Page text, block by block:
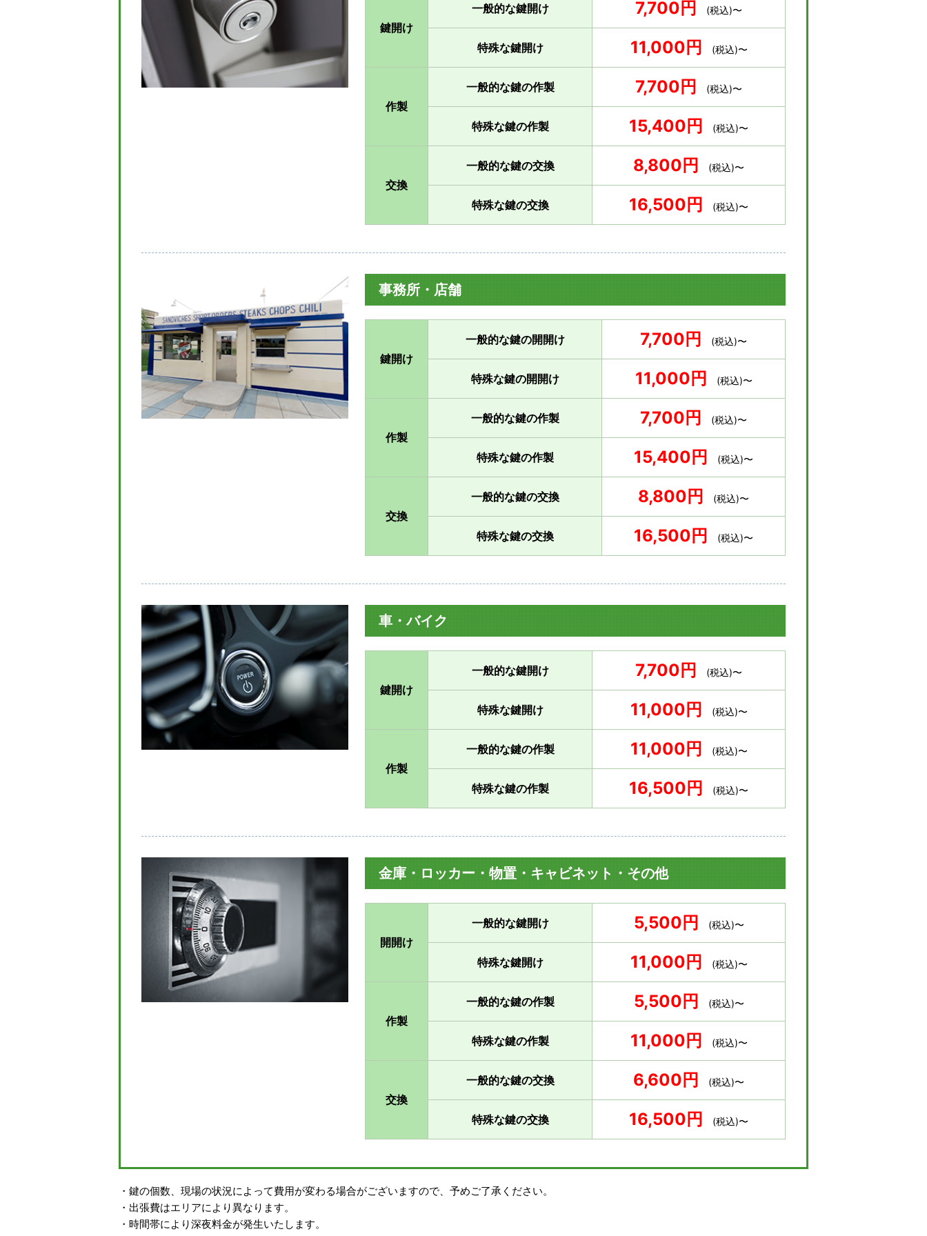
鍵開け
一般的な鍵開け 7,700円 (税込)〜
特殊な鍵開け 11,000円 (税込)〜
作製
一般的な鍵の作製 7,700円 (税込)〜
特殊な鍵の作製 15,400円 (税込)〜
交換
一般的な鍵の交換 8,800円 (税込)〜
特殊な鍵の交換 16,500円 (税込)〜
事務所・店舗
鍵開け
一般的な鍵の開開け 7,700円 (税込)〜
特殊な鍵の開開け 11,000円 (税込)〜
作製
一般的な鍵の作製 7,700円 (税込)〜
特殊な鍵の作製 15,400円 (税込)〜
交換
一般的な鍵の交換 8,800円 (税込)〜
特殊な鍵の交換 16,500円 (税込)〜
車・バイク
鍵開け
一般的な鍵開け 7,700円 (税込)〜
特殊な鍵開け 11,000円 (税込)〜
作製
一般的な鍵の作製 11,000円 (税込)〜
特殊な鍵の作製 16,500円 (税込)〜
金庫・ロッカー・物置・キャビネット・その他
開開け
一般的な鍵開け 5,500円 (税込)〜
特殊な鍵開け 11,000円 (税込)〜
作製
一般的な鍵の作製 5,500円 (税込)〜
特殊な鍵の作製 11,000円 (税込)〜
交換
一般的な鍵の交換 6,600円 (税込)〜
特殊な鍵の交換 16,500円 (税込)〜
・鍵の個数、現場の状況によって費用が変わる場合がございますので、予めご了承ください。
・出張費はエリアにより異なります。
・時間帯により深夜料金が発生いたします。